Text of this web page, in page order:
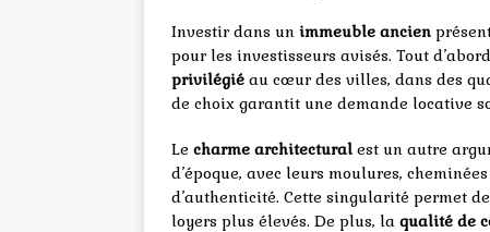
Investir dans un immeuble ancien
pour les investisseurs avisés. Tout
privilégié au cœur des villes, dans des
de choix garantit une demande locative
Le charme architectural est un autre
d’époque, avec leurs moulures,
d’authenticité. Cette singularité permet
loyers plus élevés. De plus, la qualité de